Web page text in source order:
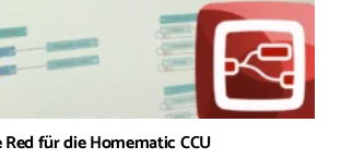
für die Homematic CCU